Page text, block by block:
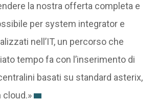
la nostra offerta completa e
per system integrator e
nell’IT, un percorso che
tempo fa con l’inserimento di
basati su standard asterix,
cloud.»